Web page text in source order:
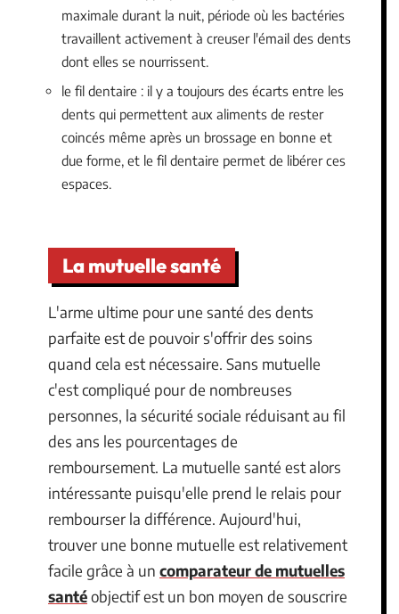
maximale durant la nuit, période où les bactéries
travaillent activement à creuser l'émail des dents
dont elles se nourrissent.
le fil dentaire : il y a toujours des écarts entre les
dents qui permettent aux aliments de rester
coincés même après un brossage en bonne et
due forme, et le fil dentaire permet de libérer ces
espaces.
La mutuelle santé
L'arme ultime pour une santé des dents
parfaite est de pouvoir s'offrir des soins
quand cela est nécessaire. Sans mutuelle
c'est compliqué pour de nombreuses
personnes, la sécurité sociale réduisant au fil
des ans les pourcentages de
remboursement. La mutuelle santé est alors
intéressante puisqu'elle prend le relais pour
rembourser la différence. Aujourd'hui,
trouver une bonne mutuelle est relativement
facile grâce à un comparateur de mutuelles
santéobjectif est un bon moyen de souscrire